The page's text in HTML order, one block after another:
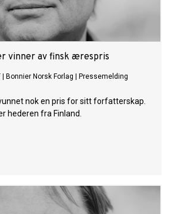
vinner av finsk ærespris
Bonnier Norsk Forlag Pressemelding
nok en pris for sitt forfatterskap.
hederen fra Finland.